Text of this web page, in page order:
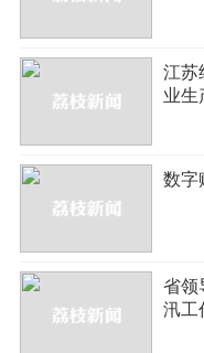
江苏
业生
数字
省领
汛工